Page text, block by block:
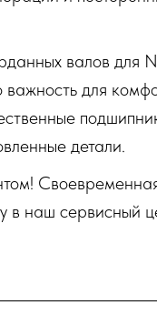
валов для
для
детали.
в наш сервисный